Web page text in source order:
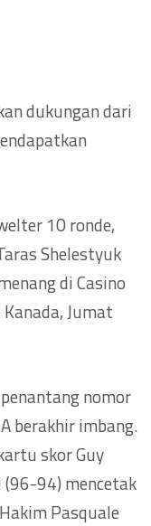
dukungan dari
10 ronde,
Shelestyuk
di Casino
Jumat
nomor
berakhir imbang.
skor Guy
94) mencetak
Pasquale